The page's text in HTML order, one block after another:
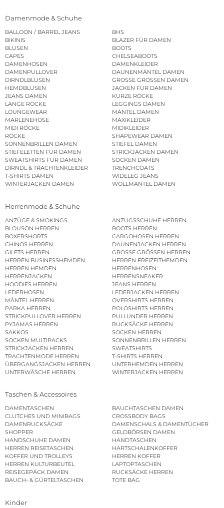
Damenmode & Schuhe
BALLOON / BARREL JEANS
BHS
BIKINIS
BLAZER FÜR DAMEN
BLUSEN
BOOTS
CAPES
CHELSEABOOTS
DAMENHOSEN
DAMENKLEIDER
DAMENPULLOVER
DAUNENMÄNTEL DAMEN
DIRNDLBLUSEN
GROSSE GRÖSSEN DAMEN
HEMDBLUSEN
JACKEN FÜR DAMEN
JEANS DAMEN
KURZE RÖCKE
LANGE RÖCKE
LEGGINGS DAMEN
LOUNGEWEAR
MÄNTEL DAMEN
MARLENEHOSE
MAXIKLEIDER
MIDI RÖCKE
MIDIKLEIDER
RÖCKE
SHAPEWEAR DAMEN
SONNENBRILLEN DAMEN
STIEFEL DAMEN
STIEFELETTEN FÜR DAMEN
STRICKJACKEN DAMEN
SWEATSHIRTS FÜR DAMEN
SOCKEN DAMEN
DIRNDL & TRACHTENKLEIDER
TRENCHCOATS
T-SHIRTS DAMEN
WIDELEG JEANS
WINTERJACKEN DAMEN
WOLLMÄNTEL DAMEN
Herrenmode & Schuhe
ANZÜGE & SMOKINGS
ANZUGSSCHUHE HERREN
BLOUSON HERREN
BOOTS HERREN
BOXERSHORTS
CARGOHOSEN HERREN
CHINOS HERREN
DAUNENJACKEN HERREN
GILETS HERREN
GROSSE GRÖSSEN HERREN
HERREN BUSINESSHEMDEN
HERREN FREIZEITHEMDEN
HERREN HEMDEN
HERRENHOSEN
HERRENJACKEN
HERRENSNEAKER
HOODIES HERREN
JEANS HERREN
LEDERHOSEN
LEDERJACKEN HERREN
MÄNTEL HERREN
OVERSHIRTS HERREN
PARKA HERREN
POLOSHIRTS HERREN
STRICKPULLOVER HERREN
PULLUNDER HERREN
PYJAMAS HERREN
RUCKSÄCKE HERREN
SAKKOS
SOCKEN HERREN
SOCKEN MULTIPACKS
SONNENBRILLEN HERREN
STRICKJACKEN HERREN
SWEATSHIRTS
TRACHTENMODE HERREN
T-SHIRTS HERREN
ÜBERGANGSJACKEN HERREN
UNTERHEMDEN HERREN
UNTERWÄSCHE HERREN
WINTERJACKEN HERREN
Taschen & Accessoires
DAMENTASCHEN
BAUCHTASCHEN DAMEN
CLUTCHES UND MINIBAGS
CROSSBODY BAGS
DAMENRUCKSÄCKE
DAMENSCHALS & DAMENTÜCHER
SHOPPER
GELDBÖRSEN DAMEN
HANDSCHUHE DAMEN
HANDTASCHEN
HERREN REISETASCHEN
HARTSCHALENKOFFER
KOFFER UND TROLLEYS
HERREN KOFFER
HERREN KULTURBEUTEL
LAPTOPTASCHEN
REISEGEPÄCK DAMEN
RUCKSÄCKE HERREN
BAUCH- & GÜRTELTASCHEN
TOTE BAG
Kinder